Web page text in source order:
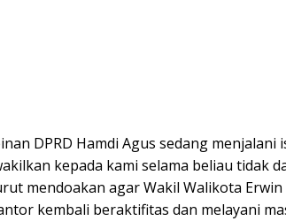
DPRD Hamdi Agus sedang
kepada kami selama beliau tidak
mendoakan agar Wakil Walikota Erwin
kembali beraktifitas dan melayani